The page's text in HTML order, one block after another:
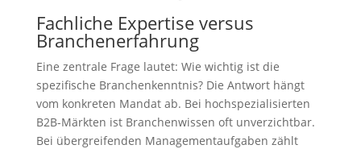
Fachliche Expertise versus
Branchenerfahrung
Eine zentrale Frage lautet: Wie wichtig ist die
spezifische Branchenkenntnis? Die Antwort hängt
vom konkreten Mandat ab. Bei hochspezialisierten
B2B-Märkten ist Branchenwissen oft unverzichtbar.
Bei übergreifenden Managementaufgaben zählt